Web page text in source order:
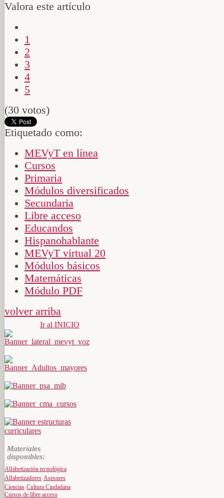
Valora este artículo
1
2
3
4
5
(30 votos)
Etiquetado como:
MEVyT en línea
Cursos
Primaria
Módulos diversificados
Secundaria
Libre acceso
Educandos
Hispanohablante
MEVyT virtual 20
Módulos básicos
Matemáticas
Módulo PDF
volver arriba
Ir al INICIO
Materiales
disponibles:
Alfabetización tecnológica
Alfabetizadores Asesores
Ciencias Cultura Ciudadana
Cursos de libre acceso